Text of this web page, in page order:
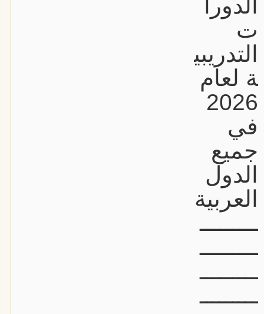
الدورا
ت
التدريبي
ة لعام
2026
في
جميع
الدول
العربية
ـــــــــ
ـــــــــ
ـــــــــ
ـــــــــ